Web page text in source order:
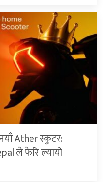
Ather स्कुटर:
ले फेरि ल्यायो